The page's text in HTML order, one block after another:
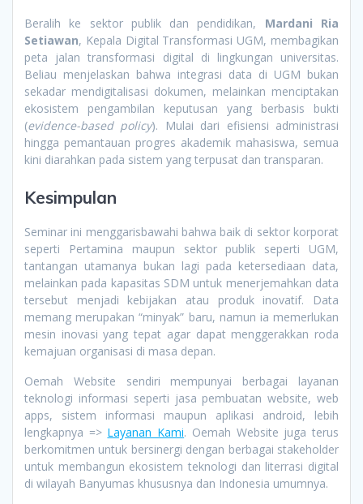
Beralih ke sektor publik dan pendidikan, Mardani Ria
Setiawan, Kepala Digital Transformasi UGM, membagikan
peta jalan transformasi digital di lingkungan universitas.
Beliau menjelaskan bahwa integrasi data di UGM bukan
sekadar mendigitalisasi dokumen, melainkan menciptakan
ekosistem pengambilan keputusan yang berbasis bukti
(evidence-based policy). Mulai dari efisiensi administrasi
hingga pemantauan progres akademik mahasiswa, semua
kini diarahkan pada sistem yang terpusat dan transparan.
Kesimpulan
Seminar ini menggarisbawahi bahwa baik di sektor korporat
seperti Pertamina maupun sektor publik seperti UGM,
tantangan utamanya bukan lagi pada ketersediaan data,
melainkan pada kapasitas SDM untuk menerjemahkan data
tersebut menjadi kebijakan atau produk inovatif. Data
memang merupakan “minyak” baru, namun ia memerlukan
mesin inovasi yang tepat agar dapat menggerakkan roda
kemajuan organisasi di masa depan.
Oemah Website sendiri mempunyai berbagai layanan
teknologi informasi seperti jasa pembuatan website, web
apps, sistem informasi maupun aplikasi android, lebih
lengkapnya => Layanan Kami. Oemah Website juga terus
berkomitmen untuk bersinergi dengan berbagai stakeholder
untuk membangun ekosistem teknologi dan literrasi digital
di wilayah Banyumas khususnya dan Indonesia umumnya.